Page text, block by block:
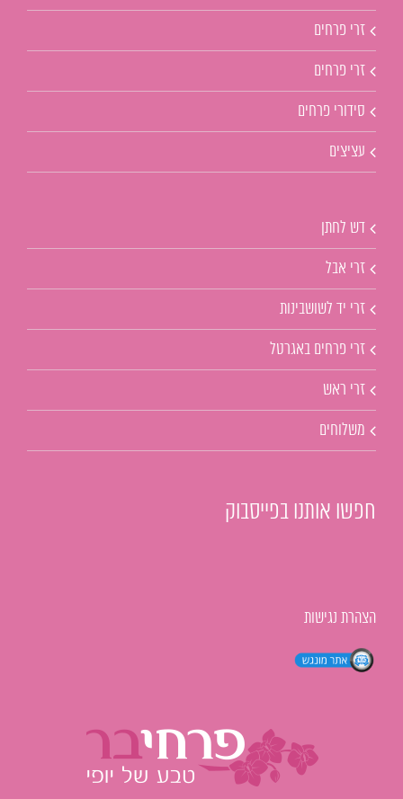
זרי פרחים
זרי פרחים
סידורי פרחים
עציצים
דש לחתן
זרי אבל
זרי יד לשושבינות
זרי פרחים באגרטל
זרי ראש
משלוחים
חפשו אותנו בפייסבוק
הצהרת נגישות